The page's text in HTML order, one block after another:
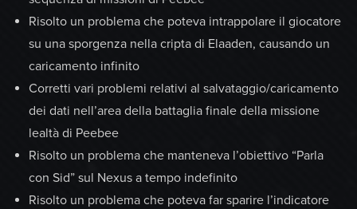
Risolto un problema che poteva intrappolare il giocatore
su una sporgenza nella cripta di Elaaden, causando un
caricamento infinito
Corretti vari problemi relativi al salvataggio/caricamento
dei dati nell’area della battaglia finale della missione
lealtà di Peebee
Risolto un problema che manteneva l’obiettivo “Parla
con Sid” sul Nexus a tempo indefinito
Risolto un problema che poteva far sparire l’indicatore